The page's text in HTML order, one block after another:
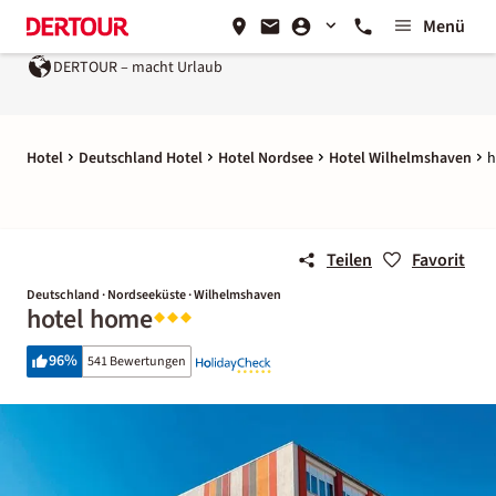
Menü
DERTOUR – macht Urlaub
Hotel Deutschland Hotel Hotel Nordsee Hotel Wilhelmshaven
Teilen Favorit
Deutschland · Nordseeküste · Wilhelmshaven
hotel home
96% 541 Bewertungen